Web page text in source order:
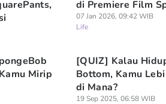
di Premiere Film
07 Jan 2026, 09:42 WIB
Life
Mirip
[QUIZ] Kalau
Bottom, Kamu
di Mana?
19 Sep 2025, 06:58 WIB